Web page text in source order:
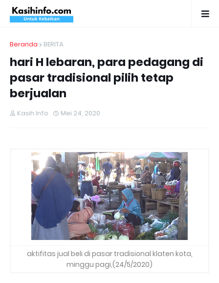
Beranda BERITA
hari H lebaran, para pedagang di
pasar tradisional pilih tetap
berjualan
Kasih Info Mei 24, 2020
aktifitas jual beli di pasar tradisional klaten kota,
minggu pagi,(24/5/2020)